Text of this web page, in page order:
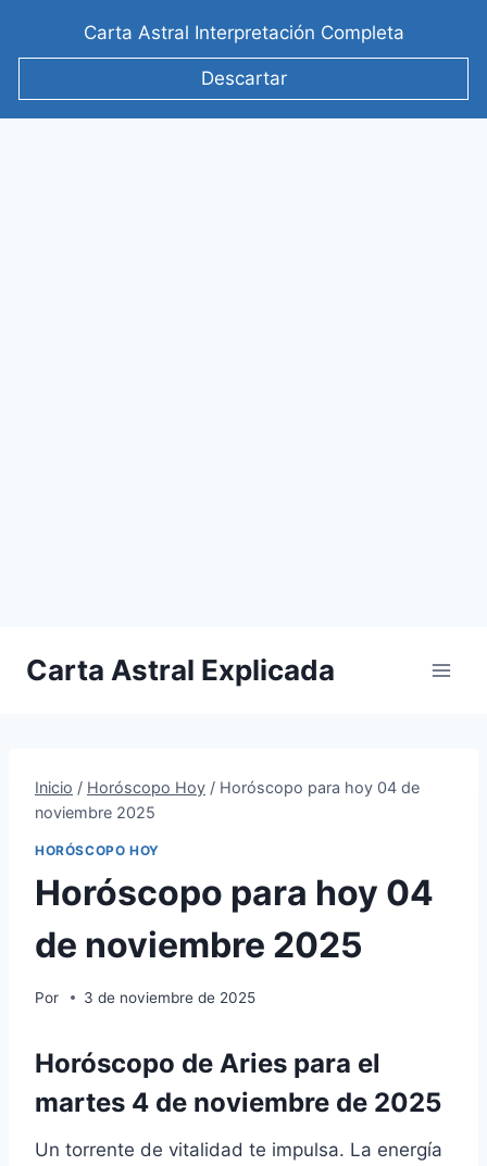
Carta Astral Interpretación Completa
Descartar
Carta Astral Explicada
Inicio / Horóscopo Hoy / Horóscopo para hoy 04 de
noviembre 2025
HORÓSCOPO HOY
Horóscopo para hoy 04
de noviembre 2025
Por 3 de noviembre de 2025
Horóscopo de Aries para el
martes 4 de noviembre de 2025
Un torrente de vitalidad te impulsa. La energía